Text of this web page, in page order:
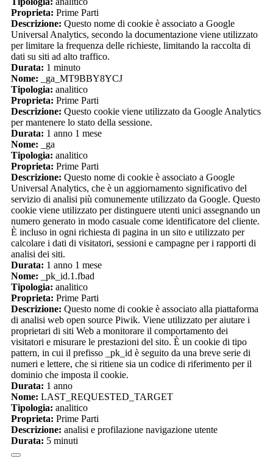
Proprieta: Prime Parti
Descrizione: Questo nome di cookie è associato a Google
Universal Analytics, secondo la documentazione viene utilizzato
per limitare la frequenza delle richieste, limitando la raccolta di
dati su siti ad alto traffico.
Durata: 1 minuto
Nome: _ga_MT9BBY8YCJ
Tipologia: analitico
Proprieta: Prime Parti
Descrizione: Questo cookie viene utilizzato da Google Analytics
per mantenere lo stato della sessione.
Durata: 1 anno 1 mese
Nome: _ga
Tipologia: analitico
Proprieta: Prime Parti
Descrizione: Questo nome di cookie è associato a Google
Universal Analytics, che è un aggiornamento significativo del
servizio di analisi più comunemente utilizzato da Google. Questo
cookie viene utilizzato per distinguere utenti unici assegnando un
numero generato in modo casuale come identificatore del cliente.
È incluso in ogni richiesta di pagina in un sito e utilizzato per
calcolare i dati di visitatori, sessioni e campagne per i rapporti di
analisi dei siti.
Durata: 1 anno 1 mese
Nome: _pk_id.1.fbad
Tipologia: analitico
Proprieta: Prime Parti
Descrizione: Questo nome di cookie è associato alla piattaforma
di analisi web open source Piwik. Viene utilizzato per aiutare i
proprietari di siti Web a monitorare il comportamento dei
visitatori e misurare le prestazioni del sito. È un cookie di tipo
pattern, in cui il prefisso _pk_id è seguito da una breve serie di
numeri e lettere, che si ritiene sia un codice di riferimento per il
dominio che imposta il cookie.
Durata: 1 anno
Nome: LAST_REQUESTED_TARGET
Tipologia: analitico
Proprieta: Prime Parti
Descrizione: analisi e profilazione navigazione utente
Durata: 5 minuti